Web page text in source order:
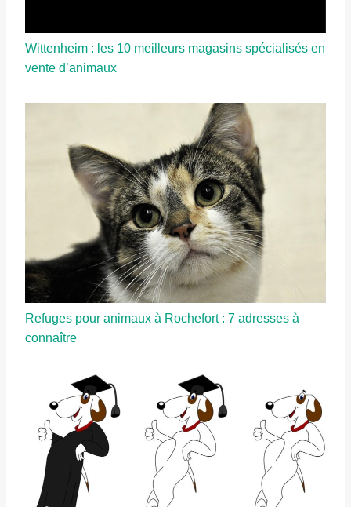
Wittenheim : les 10 meilleurs magasins spécialisés en
vente d’animaux
Refuges pour animaux à Rochefort : 7 adresses à
connaître